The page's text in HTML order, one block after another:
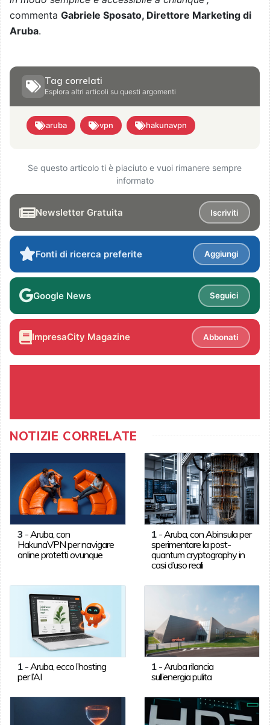
commenta Gabriele Sposato, Direttore Marketing di
Aruba.
Tag correlati
Esplora altri articoli su questi argomenti
aruba vpn hakunavpn
Se questo articolo ti è piaciuto e vuoi rimanere sempre
informato
Newsletter Gratuita Iscriviti
Fonti di ricerca preferite Aggiungi
Google News Seguici
ImpresaCity Magazine Abbonati
NOTIZIE CORRELATE
3 - Aruba, con
HakunaVPN per navigare
online protetti ovunque
1 - Aruba, con Abinsula per
sperimentare la post-
quantum cryptography in
casi d’uso reali
1- Aruba, ecco l’hosting
per l’AI
1 - Aruba rilancia
sull’energia pulita